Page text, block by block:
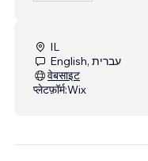
IL
English, עברית
वेबसाइट
प्लेटफ़ॉर्म:Wix